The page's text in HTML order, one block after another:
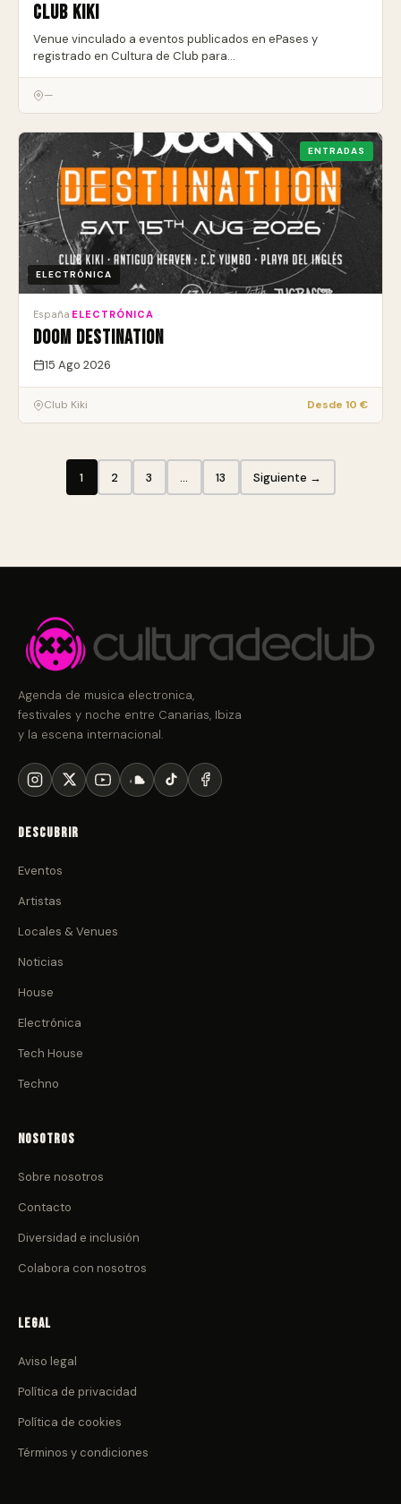
Club Kiki
Venue vinculado a eventos publicados en ePases y
registrado en Cultura de Club para…
—
ENTRADAS
ELECTRÓNICA
España ELECTRÓNICA
Doom Destination
15 Ago 2026
Club Kiki Desde 10 €
1 2 3 … 13 Siguiente →
Agenda de musica electronica,
festivales y noche entre Canarias, Ibiza
y la escena internacional.
Descubrir
Eventos
Artistas
Locales & Venues
Noticias
House
Electrónica
Tech House
Techno
Nosotros
Sobre nosotros
Contacto
Diversidad e inclusión
Colabora con nosotros
Legal
Aviso legal
Política de privacidad
Política de cookies
Términos y condiciones